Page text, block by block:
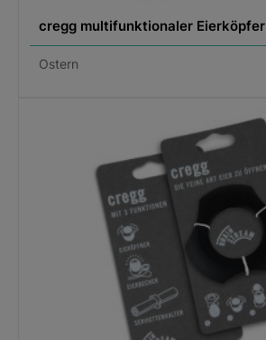
cregg multifunktionaler Eierköpfer
Ostern